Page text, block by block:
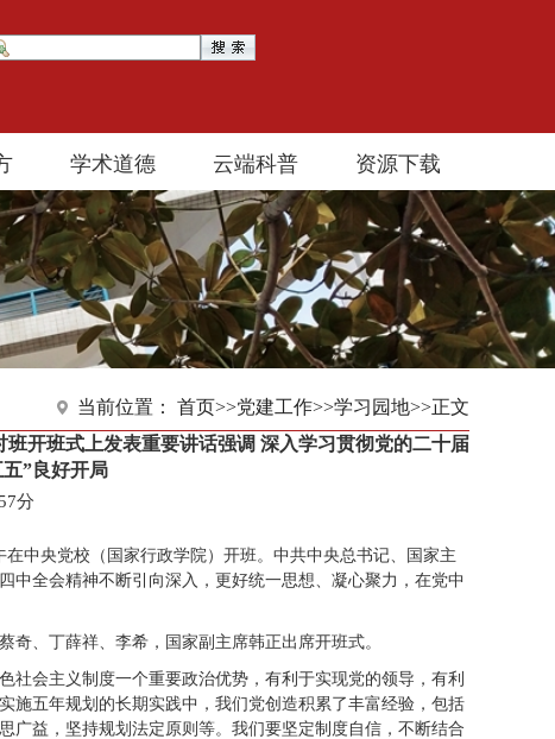
学术道德 云端科普 资源下载
当前位置： 首页>>党建工作>>学习园地>>正文
开班式上发表重要讲话强调 深入学习贯彻党的二十届
”良好开局
分
中央党校（国家行政学院）开班。中共中央总书记、国家主
中全会精神不断引向深入，更好统一思想、凝心聚力，在党中
、丁薛祥、李希，国家副主席韩正出席开班式。
会主义制度一个重要政治优势，有利于实现党的领导，有利
施五年规划的长期实践中，我们党创造积累了丰富经验，包括
广益，坚持规划法定原则等。我们要坚定制度自信，不断结合